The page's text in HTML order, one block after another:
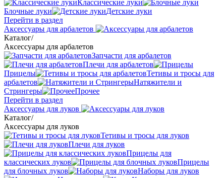
Классические луки
Блочные луки
Детские луки
Перейти в раздел
Аксессуары для арбалетов
Каталог/
Аксессуары для арбалетов
Запчасти для арбалетов
Плечи для арбалетов
Прицелы
Тетивы и тросы для
арбалетов
Натяжители и
Стрингеры
Прочее
Перейти в раздел
Аксессуары для луков
Каталог/
Аксессуары для луков
Тетивы и тросы для луков
Плечи для луков
Прицелы для
классических луков
Прицелы
для блочных луков
Наборы для луков